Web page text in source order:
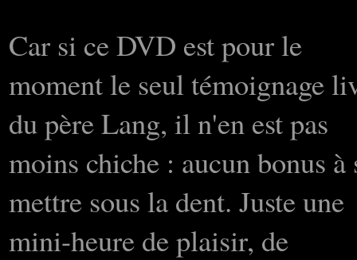
Car si ce DVD est pour le
moment le seul témoignage
du père Lang, il n'en est pas
moins chiche : aucun bonus à
mettre sous la dent. Juste une
mini-heure de plaisir, de